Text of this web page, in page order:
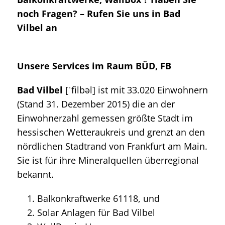
noch Fragen? – Rufen Sie uns in Bad
Vilbel an
Unsere Services im Raum BÜD, FB
Bad Vilbel [ˈfilbəl] ist mit 33.020 Einwohnern
(Stand 31. Dezember 2015) die an der
Einwohnerzahl gemessen größte Stadt im
hessischen Wetteraukreis und grenzt an den
nördlichen Stadtrand von Frankfurt am Main.
Sie ist für ihre Mineralquellen überregional
bekannt.
Balkonkraftwerke 61118, und
Solar Anlagen für Bad Vilbel